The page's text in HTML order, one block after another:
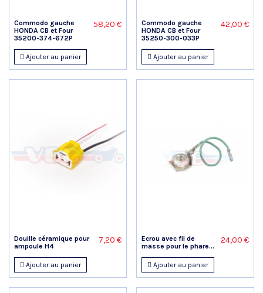
Commodo gauche
HONDA CB et Four
35200-374-672P
58,20 €
Ajouter au panier
Commodo gauche
HONDA CB et Four
35250-300-033P
42,00 €
Ajouter au panier
Douille céramique pour
ampoule H4
7,20 €
Ajouter au panier
Ecrou avec fil de
masse pour le phare...
24,00 €
Ajouter au panier